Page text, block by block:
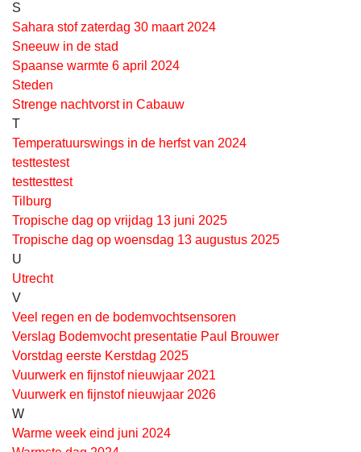
S
Sahara stof zaterdag 30 maart 2024
Sneeuw in de stad
Spaanse warmte 6 april 2024
Steden
Strenge nachtvorst in Cabauw
T
Temperatuurswings in de herfst van 2024
testtestest
testtesttest
Tilburg
Tropische dag op vrijdag 13 juni 2025
Tropische dag op woensdag 13 augustus 2025
U
Utrecht
V
Veel regen en de bodemvochtsensoren
Verslag Bodemvocht presentatie Paul Brouwer
Vorstdag eerste Kerstdag 2025
Vuurwerk en fijnstof nieuwjaar 2021
Vuurwerk en fijnstof nieuwjaar 2026
W
Warme week eind juni 2024